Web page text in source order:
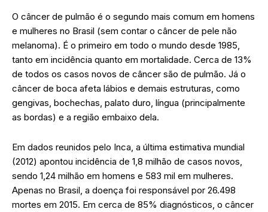
O câncer de pulmão é o segundo mais comum em homens
e mulheres no Brasil (sem contar o câncer de pele não
melanoma). É o primeiro em todo o mundo desde 1985,
tanto em incidência quanto em mortalidade. Cerca de 13%
de todos os casos novos de câncer são de pulmão. Já o
câncer de boca afeta lábios e demais estruturas, como
gengivas, bochechas, palato duro, língua (principalmente
as bordas) e a região embaixo dela.
Em dados reunidos pelo Inca, a última estimativa mundial
(2012) apontou incidência de 1,8 milhão de casos novos,
sendo 1,24 milhão em homens e 583 mil em mulheres.
Apenas no Brasil, a doença foi responsável por 26.498
mortes em 2015. Em cerca de 85% diagnósticos, o câncer